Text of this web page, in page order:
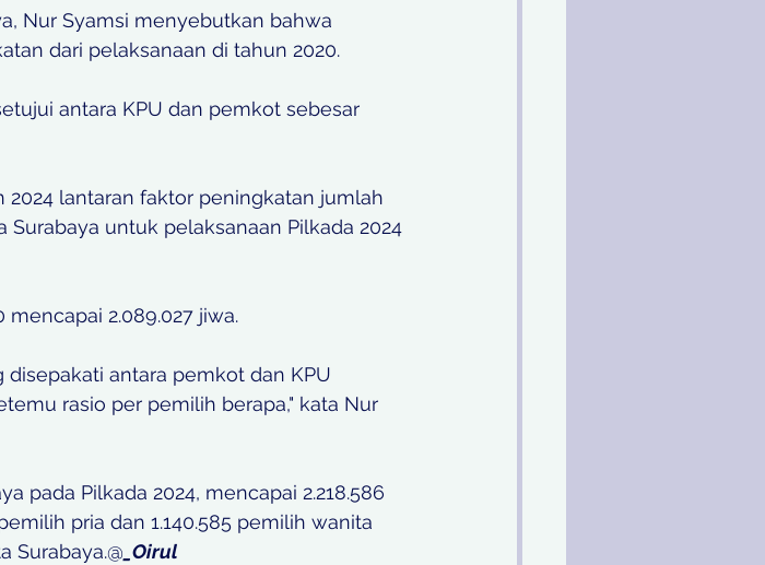
Nur Syamsi menyebutkan bahwa
dari pelaksanaan di tahun 2020.
antara KPU dan pemkot sebesar
2024 lantaran faktor peningkatan jumlah
Surabaya untuk pelaksanaan Pilkada 2024
2.089.027 jiwa.
antara pemkot dan KPU
rasio per pemilih berapa," kata Nur
pada Pilkada 2024, mencapai 2.218.586
pria dan 1.140.585 pemilih wanita
Surabaya.@ _Oirul